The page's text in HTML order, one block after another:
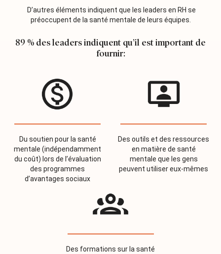
D’autres éléments indiquent que les leaders en RH se
préoccupent de la santé mentale de leurs équipes.
89 % des leaders indiquent qu’il est important de
fournir:
Du soutien pour la santé
mentale (indépendamment
du coût) lors de l’évaluation
des programmes
d’avantages sociaux
Des outils et des ressources
en matière de santé
mentale que les gens
peuvent utiliser eux-mêmes
Des formations sur la santé